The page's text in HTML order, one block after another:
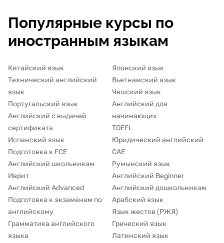
Популярные курсы по
иностранным языкам
Китайский язык
Технический английский
язык
Португальский язык
Английский с выдачей
сертификата
Испанский язык
Подготовка к FCE
Английский школьникам
Иврит
Английский Advanced
Подготовка к экзаменам по
английскому
Грамматика английского
языка
Японский язык
Вьетнамский язык
Чешский язык
Английский для
начинающих
TOEFL
Юридический английский
CAE
Румынский язык
Английский Beginner
Английский дошкольникам
Арабский язык
Язык жестов (РЖЯ)
Греческий язык
Латинский язык